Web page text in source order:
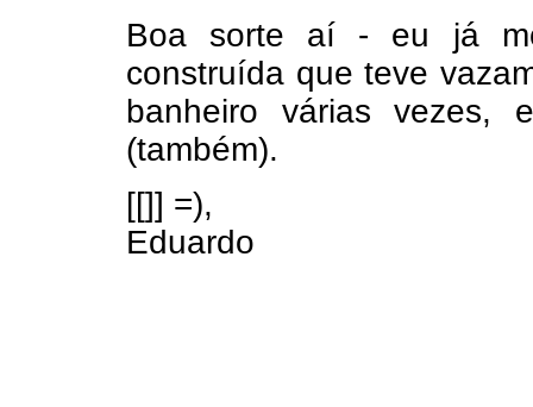
Boa sorte aí - eu já
construída que teve
banheiro várias vezes,
(também).
[[]] =),
Eduardo